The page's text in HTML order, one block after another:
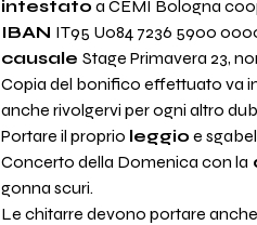
intestato a CEMI Bologna
IBAN IT95 U084 7236 5900
causale Stage Primavera 23,
Copia del bonifico effettuato va
anche rivolgervi per ogni altro
Portare il proprio leggio e
Concerto della Domenica con la
gonna scuri.
Le chitarre devono portare anche